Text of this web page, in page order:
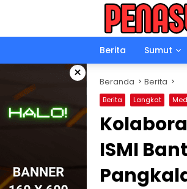
Berita Sumut
× Beranda Berita
Berita Langkat
ISMI